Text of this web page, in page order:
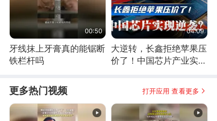
00:50
牙线抹上牙膏真的能锯断
铁栏杆吗
04:09
大逆转，长鑫拒绝苹果压
价了！中国芯片产业实现
更多热门视频 打开应用 查看更多